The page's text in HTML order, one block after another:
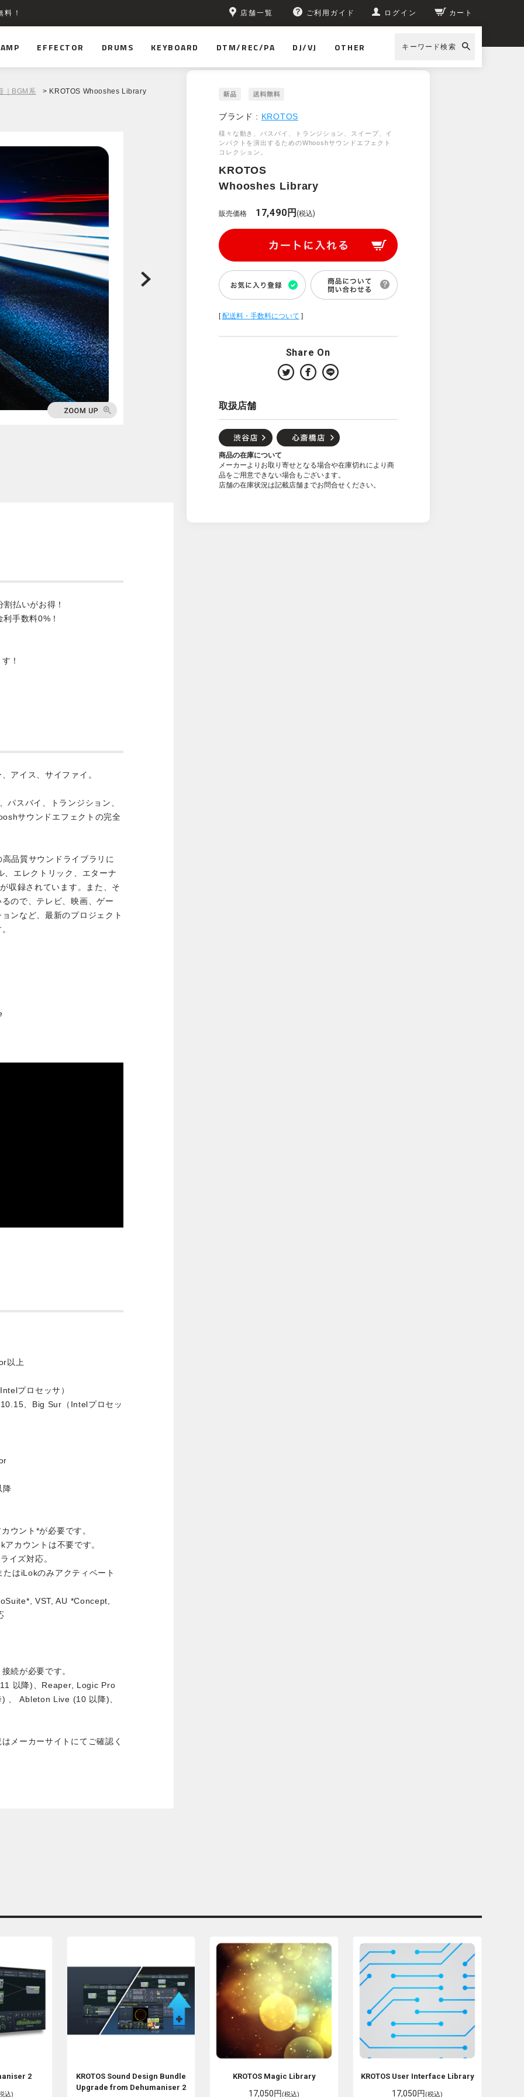
！ 店舗一覧 ご利用ガイド ログイン カート
AMP EFFECTOR DRUMS KEYBOARD DTM/REC/PA DJ/VJ OTHER キーワード検索
｜BGM系 > KROTOS Whooshes Library
ブランド : KROTOS
様々な動き、パスバイ、トランジション、スイープ、イ
ンパクトを演出するためのWhooshサウンドエフェクト
コレクション。
KROTOS
Whooshes Library
販売価格 17,490円(税込)
[配送料・手数料について ]
Share On
取扱店舗
商品の在庫について
メーカーよりお取り寄せとなる場合や在庫切れにより商
品をご用意できない場合もございます。
店舗の在庫状況は記載店舗までお問合せください。
払いがお得！
手数料0%！
！
アイス、サイファイ。
スバイ、トランジション、
サウンドエフェクトの完全
品質サウンドライブラリに
、エレクトリック、エターナ
収録されています。また、そ
ので、テレビ、映画、ゲー
ンなど、最新のプロジェクト
以上
プロセッサ）
、Big Sur（Intelプロセッ
降
ウント*が必要です。
カウントは不要です。
イズ対応。
はiLokのみアクティベート
VST, AU *Concept,
続が必要です。
以降)、Reaper, Logic Pro
、 Ableton Live (10 以降)、
メーカーサイトにてご確認く
2
込)
KROTOS Sound Design Bundle
Upgrade from Dehumaniser 2
KROTOS Magic Library
17,050円(税込)
KROTOS User Interface Library
17,050円(税込)